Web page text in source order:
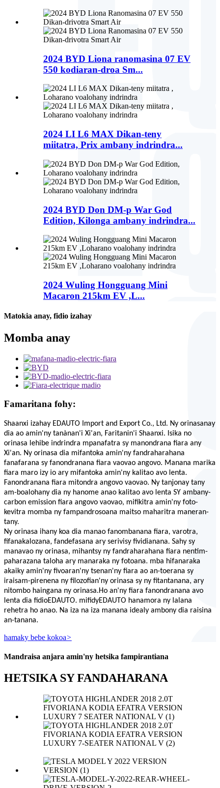
2024 BYD Liona ranomasina 07 EV
550 kodiaran-droa Sm...
2024 LI L6 MAX Dikan-teny
miitatra, Prix ambany indrindra...
2024 BYD Don DM-p War God
Edition, Kilonga ambany indrindra...
2024 Wuling Hongguang Mini
Macaron 215km EV ,L...
Matokia anay, fidio izahay
Momba anay
Famaritana fohy:
Shaanxi izahay EDAUTO
Import and Export Co., Ltd. Ny orinasanay
dia ao amin'ny tanànan'i Xi'an, Faritanin'i Shaanxi. Isika no
orinasa lehibe indrindra mpanafatra sy manondrana fiara any
Xi'an. Ny orinasa dia mifantoka amin'ny fandraharahana
fanafarana sy fanondranana fiara vaovao angovo. Manana marika
fiara maro izy io ary mifantoka amin'ny kalitao avo lenta.
Fanondranana fiara mitondra angovo vaovao. Ny tanjonay tany
am-boalohany dia ny hanome anao kalitao avo lenta SY ambany-
carbon emission fiara angovo vaovao, mifikitra amin'ny foto-
kevitra momba ny fampandrosoana maitso maharitra maneran-
tany.
Ny orinasa ihany koa dia manao fanombanana fiara, varotra,
fifanakalozana, fandefasana ary serivisy fividianana. Sahy sy
manavao ny orinasa, mihantsy ny fandraharahana fiara nentim-
paharazana taloha ary manaraka ny fotoana. mba hifanaraka
akaiky amin'ny fivoaran'ny tsenan'ny fiara ao an-toerana sy
iraisam-pirenena ny filozofian'ny orinasa sy ny fitantanana, ary
nitombo haingana ny orinasa.Ho an'ny fiara fanondranana avo
lenta dia fidioEDAUTO. mifidyEDAUTO hanamora ny lalana
rehetra ho anao. Na iza na iza manana idealy ambony dia raisina
an-tanana.
hamaky bebe kokoa>
Mandraisa anjara amin'ny hetsika fampirantiana
HETSIKA SY FANDAHARANA